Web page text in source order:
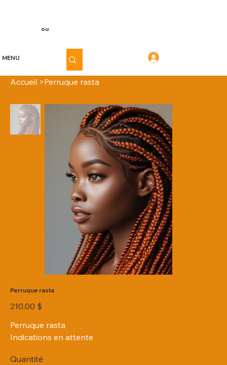
ou
MENU
Accueil >Perruque rasta
Perruque rasta
Prix
210,00 $
Perruque rasta
Indications en attente
Quantité